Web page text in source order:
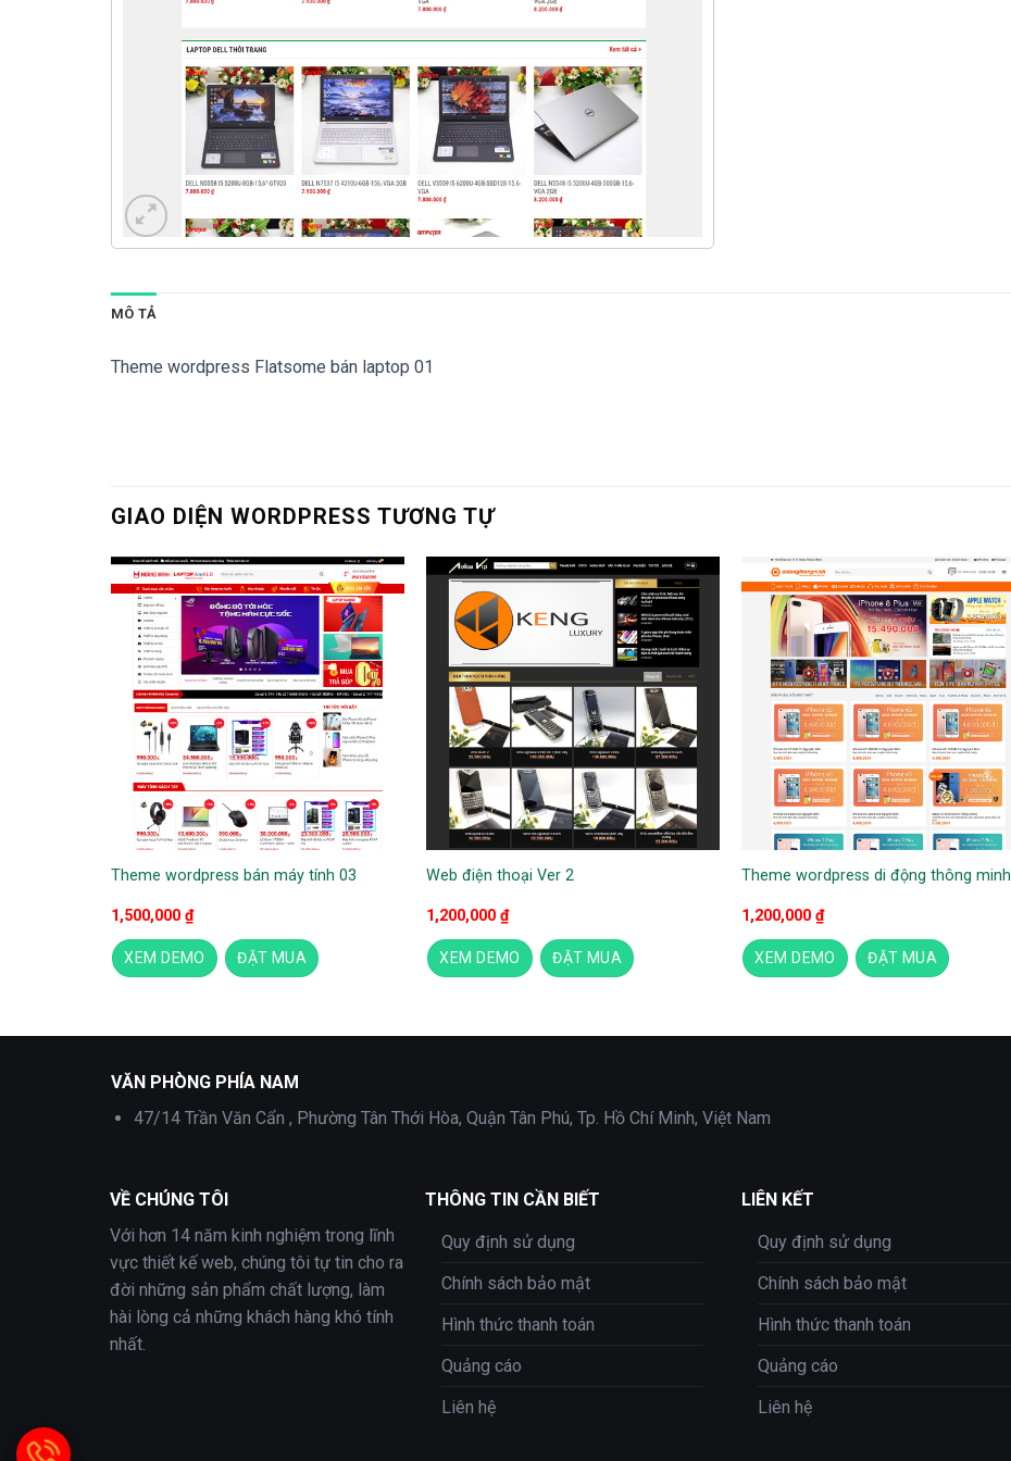
MÔ TẢ
Theme wordpress Flatsome bán laptop 01
GIAO DIỆN WORDPRESS TƯƠNG TỰ
Theme wordpress bán máy tính 03
1,500,000 ₫
XEM DEMO ĐẶT MUA
Web điện thoại Ver 2
1,200,000 ₫
XEM DEMO ĐẶT MUA
Theme wordpress di động thông minh
1,200,000 ₫
XEM DEMO ĐẶT MUA
Theme wordpress Flatsome bán laptop 01
VĂN PHÒNG PHÍA NAM
47/14 Trần Văn Cẩn , Phường Tân Thới Hòa, Quận Tân Phú, Tp. Hồ Chí Minh, Việt Nam
VỀ CHÚNG TÔI
Với hơn 14 năm kinh nghiệm trong lĩnh
vực thiết kế web, chúng tôi tự tin cho ra
đời những sản phẩm chất lượng, làm
hài lòng cả những khách hàng khó tính
nhất.
THÔNG TIN CẦN BIẾT
Quy định sử dụng
Chính sách bảo mật
Hình thức thanh toán
Quảng cáo
Liên hệ
LIÊN KẾT
Quy định sử dụng
Chính sách bảo mật
Hình thức thanh toán
Quảng cáo
Liên hệ